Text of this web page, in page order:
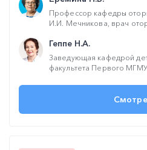
Профессор кафедры
И.И. Мечникова, врач
Геппе Н.А.
Заведующая кафедрой
факультета Первого